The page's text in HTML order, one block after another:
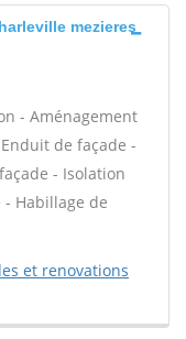
mezieres
- Aménagement
de façade -
- Isolation
Habillage de
et renovations